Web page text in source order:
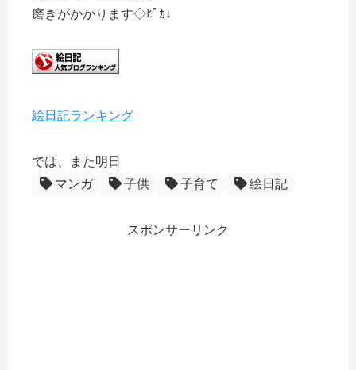
磨きがかかります◇ﾋﾟｶ↓
絵日記ランキング
では、また明日
マンガ
子供 子育て 絵日記
スポンサーリンク